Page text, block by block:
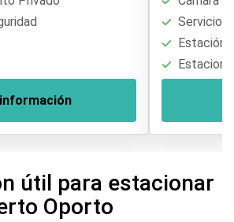
Servicio
Estación
útil para estacionar
Oporto